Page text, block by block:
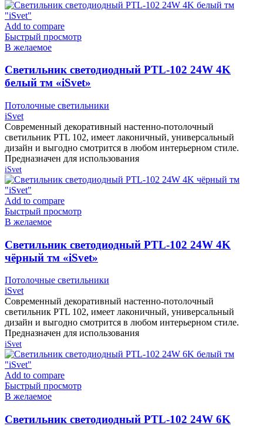
Add to compare
Быстрый просмотр
В желаемое
Cветильник светодиодный PTL-102 24W 4K
белый тм «iSvet»
Потолочные светильники
iSvet
Современный декоративный настенно-потолочный
светильник PTL 102, имеет лаконичный, универсальный
дизайн и выгодно смотрится в любом интерьерном стиле.
Предназначен для использования
iSvet
Add to compare
Быстрый просмотр
В желаемое
Cветильник светодиодный PTL-102 24W 4K
чёрный тм «iSvet»
Потолочные светильники
iSvet
Современный декоративный настенно-потолочный
светильник PTL 102, имеет лаконичный, универсальный
дизайн и выгодно смотрится в любом интерьерном стиле.
Предназначен для использования
iSvet
Add to compare
Быстрый просмотр
В желаемое
Cветильник светодиодный PTL-102 24W 6K